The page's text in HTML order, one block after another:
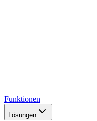
Funktionen
Lösungen